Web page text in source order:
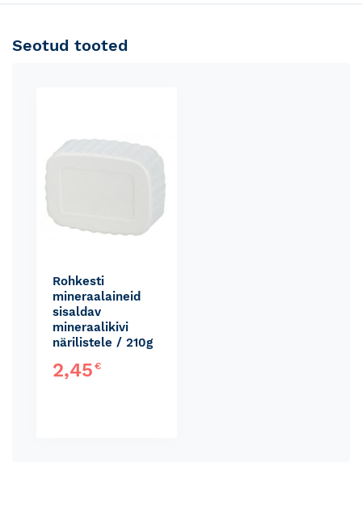
Seotud tooted
Rohkesti
mineraalaineid
sisaldav
mineraalikivi
närilistele / 210g
2,45€